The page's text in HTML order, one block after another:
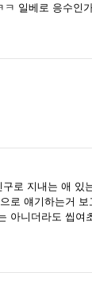
ㅋ 일베로 응수인
로 지내는 애 있
로 얘기하는거
아니더라도 씹여